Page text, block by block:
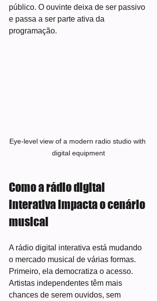
público. O ouvinte deixa de ser passivo
e passa a ser parte ativa da
programação.
Eye-level view of a modern radio studio with
digital equipment
Como a rádio digital
interativa impacta o cenário
musical
A rádio digital interativa está mudando
o mercado musical de várias formas.
Primeiro, ela democratiza o acesso.
Artistas independentes têm mais
chances de serem ouvidos, sem